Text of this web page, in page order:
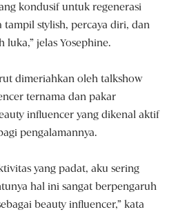
kondusif untuk regenerasi
stylish, percaya diri, dan
jelas Yosephine.
dimeriahkan oleh talkshow
ternama dan pakar
influencer yang dikenal aktif
pengalamannya.
yang padat, aku sering
hal ini sangat berpengaruh
beauty influencer,” kata